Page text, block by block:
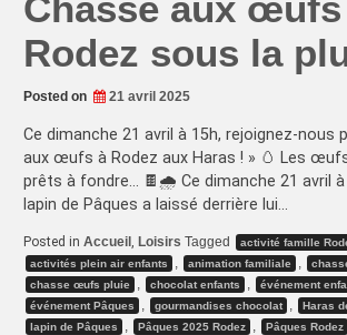
Rodez sous la
Posted on 21 avril 2025
Ce dimanche 21 avril à 15h, rejoignez-nous
aux œufs à Rodez aux Haras ! » 🥚 Les
prêts à fondre… 🍫🌧️ Ce dimanche 21 avril à
lapin de Pâques a laissé derrière lui…
Posted in Accueil , Loisirs Tagged activité famille
activités plein air enfants , animation familiale ,
chasse œufs pluie , chocolat enfants , événement
événement Pâques , gourmandises chocolat , Haras
lapin de Pâques , Pâques 2025 Rodez , Pâques Rodez